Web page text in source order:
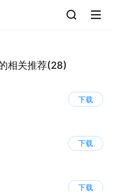
相关推荐(28)
下载
下载
下载